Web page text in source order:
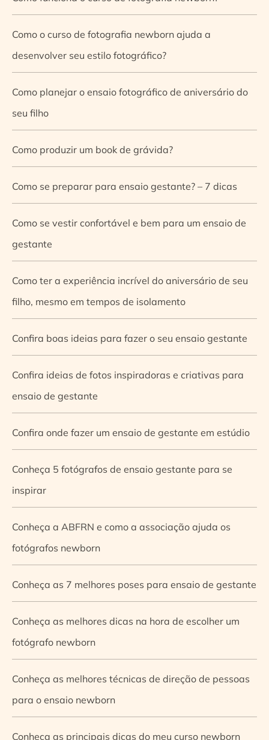
Como o curso de fotografia newborn ajuda a
desenvolver seu estilo fotográfico?
Como planejar o ensaio fotográfico de aniversário do
seu filho
Como produzir um book de grávida?
Como se preparar para ensaio gestante? – 7 dicas
Como se vestir confortável e bem para um ensaio de
gestante
Como ter a experiência incrível do aniversário de seu
filho, mesmo em tempos de isolamento
Confira boas ideias para fazer o seu ensaio gestante
Confira ideias de fotos inspiradoras e criativas para
ensaio de gestante
Confira onde fazer um ensaio de gestante em estúdio
Conheça 5 fotógrafos de ensaio gestante para se
inspirar
Conheça a ABFRN e como a associação ajuda os
fotógrafos newborn
Conheça as 7 melhores poses para ensaio de gestante
Conheça as melhores dicas na hora de escolher um
fotógrafo newborn
Conheça as melhores técnicas de direção de pessoas
para o ensaio newborn
Conheça as principais dicas do meu curso newborn